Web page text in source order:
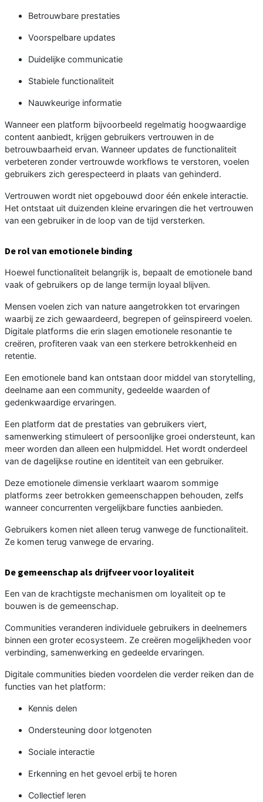
Betrouwbare prestaties
Voorspelbare updates
Duidelijke communicatie
Stabiele functionaliteit
Nauwkeurige informatie
Wanneer een platform bijvoorbeeld regelmatig hoogwaardige
content aanbiedt, krijgen gebruikers vertrouwen in de
betrouwbaarheid ervan. Wanneer updates de functionaliteit
verbeteren zonder vertrouwde workflows te verstoren, voelen
gebruikers zich gerespecteerd in plaats van gehinderd.
Vertrouwen wordt niet opgebouwd door één enkele interactie.
Het ontstaat uit duizenden kleine ervaringen die het vertrouwen
van een gebruiker in de loop van de tijd versterken.
De rol van emotionele binding
Hoewel functionaliteit belangrijk is, bepaalt de emotionele band
vaak of gebruikers op de lange termijn loyaal blijven.
Mensen voelen zich van nature aangetrokken tot ervaringen
waarbij ze zich gewaardeerd, begrepen of geïnspireerd voelen.
Digitale platforms die erin slagen emotionele resonantie te
creëren, profiteren vaak van een sterkere betrokkenheid en
retentie.
Een emotionele band kan ontstaan door middel van storytelling,
deelname aan een community, gedeelde waarden of
gedenkwaardige ervaringen.
Een platform dat de prestaties van gebruikers viert,
samenwerking stimuleert of persoonlijke groei ondersteunt, kan
meer worden dan alleen een hulpmiddel. Het wordt onderdeel
van de dagelijkse routine en identiteit van een gebruiker.
Deze emotionele dimensie verklaart waarom sommige
platforms zeer betrokken gemeenschappen behouden, zelfs
wanneer concurrenten vergelijkbare functies aanbieden.
Gebruikers komen niet alleen terug vanwege de functionaliteit.
Ze komen terug vanwege de ervaring.
De gemeenschap als drijfveer voor loyaliteit
Een van de krachtigste mechanismen om loyaliteit op te
bouwen is de gemeenschap.
Communities veranderen individuele gebruikers in deelnemers
binnen een groter ecosysteem. Ze creëren mogelijkheden voor
verbinding, samenwerking en gedeelde ervaringen.
Digitale communities bieden voordelen die verder reiken dan de
functies van het platform:
Kennis delen
Ondersteuning door lotgenoten
Sociale interactie
Erkenning en het gevoel erbij te horen
Collectief leren